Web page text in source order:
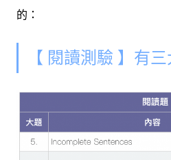
的：
【 閱讀測驗 】有三